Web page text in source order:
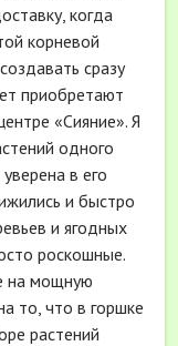
когда
корневой
сразу
приобретают
«Сияние». Я
одного
в его
и быстро
и ягодных
роскошные.
на мощную
то, что в горшке
растений